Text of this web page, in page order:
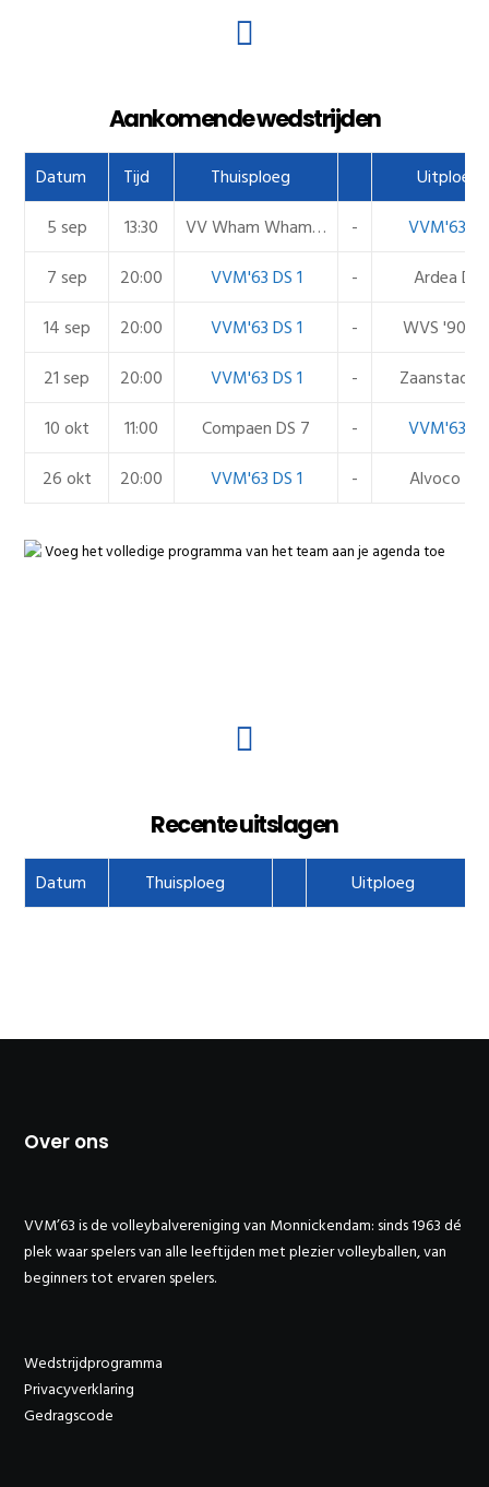
Aankomende wedstrijden
Datum Tijd Thuisploeg
Uitploeg
5 sep
13:30 VV Wham Wham DS 6 -
VVM'63
7 sep
20:00 VVM'63 DS 1 -
Ardea DS
14 sep
20:00 VVM'63 DS 1 -
WVS '90
21 sep
20:00 VVM'63 DS 1 -
Zaanstad
10 okt
11:00 Compaen DS 7 -
VVM'63
26 okt
20:00 VVM'63 DS 1 - Alvoco
Voeg het volledige programma van het team aan je agenda toe
Recente uitslagen
Datum Thuisploeg Uitploeg
Over ons
VVM’63 is de volleybalvereniging van Monnickendam: sinds 1963 dé
plek waar spelers van alle leeftijden met plezier volleyballen, van
beginners tot ervaren spelers.
Wedstrijdprogramma
Privacyverklaring
Gedragscode